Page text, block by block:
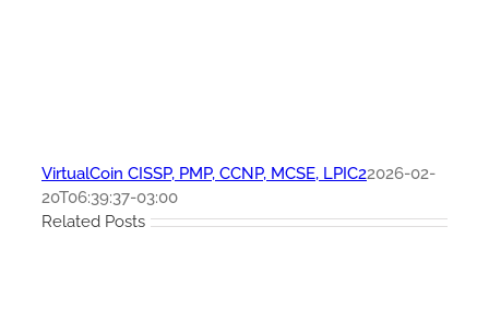
VirtualCoin CISSP, PMP, CCNP, MCSE, LPIC22026-02-
20T06:39:37-03:00
Related Posts